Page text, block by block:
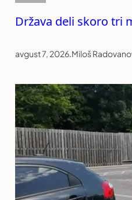
Država deli skoro tri
avgust 7, 2026.Miloš